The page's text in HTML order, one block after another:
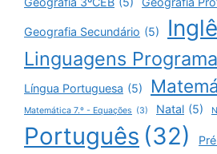
Geografia Secundário (5)
Linguagens
Língua Portuguesa (5)
Matemática 7.º - Equações (3) Natal (5)
Português (32)